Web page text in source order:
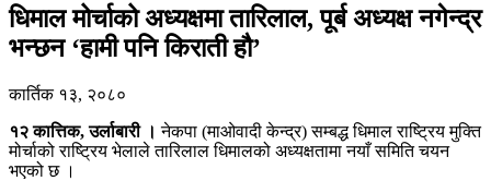
धिमाल मोर्चाको अध्यक्षमा तारिलाल, पूर्ब अध्यक्ष नगेन्द्र
भन्छन ‘हामी पनि किराती हौ’
कार्तिक १३, २०८०
१२ कात्तिक, उर्लाबारी । नेकपा (माओवादी केन्द्र) सम्बद्ध धिमाल राष्ट्रिय मुक्ति
मोर्चाको राष्ट्रिय भेलाले तारिलाल धिमालको अध्यक्षतामा नयाँ समिति चयन
भएको छ ।